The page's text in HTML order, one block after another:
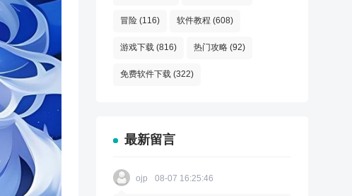
冒险 (116) 软件教程 (608)
游戏下载 (816) 热门攻略 (92)
免费软件下载 (322)
最新留言
ojp 08-07 16:25:46